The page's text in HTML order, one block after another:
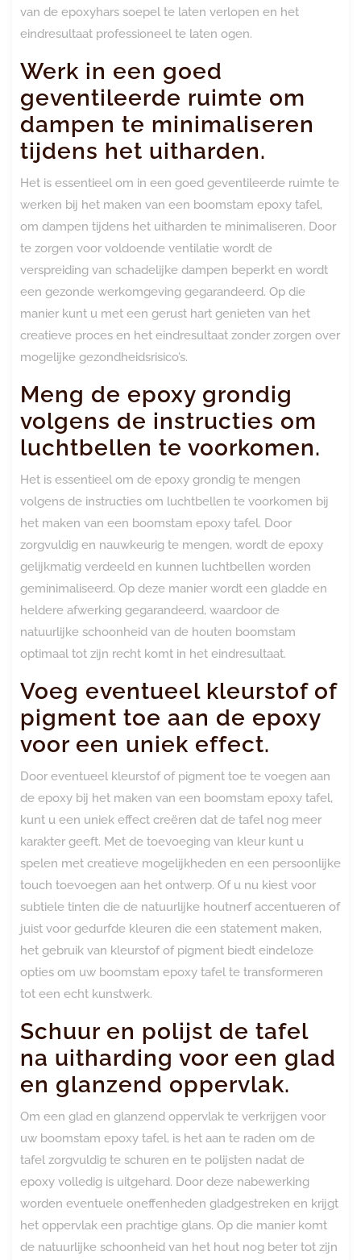
van de epoxyhars soepel te laten verlopen en het
eindresultaat professioneel te laten ogen.
Werk in een goed
geventileerde ruimte om
dampen te minimaliseren
tijdens het uitharden.
Het is essentieel om in een goed geventileerde ruimte te
werken bij het maken van een boomstam epoxy tafel,
om dampen tijdens het uitharden te minimaliseren. Door
te zorgen voor voldoende ventilatie wordt de
verspreiding van schadelijke dampen beperkt en wordt
een gezonde werkomgeving gegarandeerd. Op die
manier kunt u met een gerust hart genieten van het
creatieve proces en het eindresultaat zonder zorgen over
mogelijke gezondheidsrisico’s.
Meng de epoxy grondig
volgens de instructies om
luchtbellen te voorkomen.
Het is essentieel om de epoxy grondig te mengen
volgens de instructies om luchtbellen te voorkomen bij
het maken van een boomstam epoxy tafel. Door
zorgvuldig en nauwkeurig te mengen, wordt de epoxy
gelijkmatig verdeeld en kunnen luchtbellen worden
geminimaliseerd. Op deze manier wordt een gladde en
heldere afwerking gegarandeerd, waardoor de
natuurlijke schoonheid van de houten boomstam
optimaal tot zijn recht komt in het eindresultaat.
Voeg eventueel kleurstof of
pigment toe aan de epoxy
voor een uniek effect.
Door eventueel kleurstof of pigment toe te voegen aan
de epoxy bij het maken van een boomstam epoxy tafel,
kunt u een uniek effect creëren dat de tafel nog meer
karakter geeft. Met de toevoeging van kleur kunt u
spelen met creatieve mogelijkheden en een persoonlijke
touch toevoegen aan het ontwerp. Of u nu kiest voor
subtiele tinten die de natuurlijke houtnerf accentueren of
juist voor gedurfde kleuren die een statement maken,
het gebruik van kleurstof of pigment biedt eindeloze
opties om uw boomstam epoxy tafel te transformeren
tot een echt kunstwerk.
Schuur en polijst de tafel
na uitharding voor een glad
en glanzend oppervlak.
Om een glad en glanzend oppervlak te verkrijgen voor
uw boomstam epoxy tafel, is het aan te raden om de
tafel zorgvuldig te schuren en te polijsten nadat de
epoxy volledig is uitgehard. Door deze nabewerking
worden eventuele oneffenheden gladgestreken en krijgt
het oppervlak een prachtige glans. Op die manier komt
de natuurlijke schoonheid van het hout nog beter tot zijn